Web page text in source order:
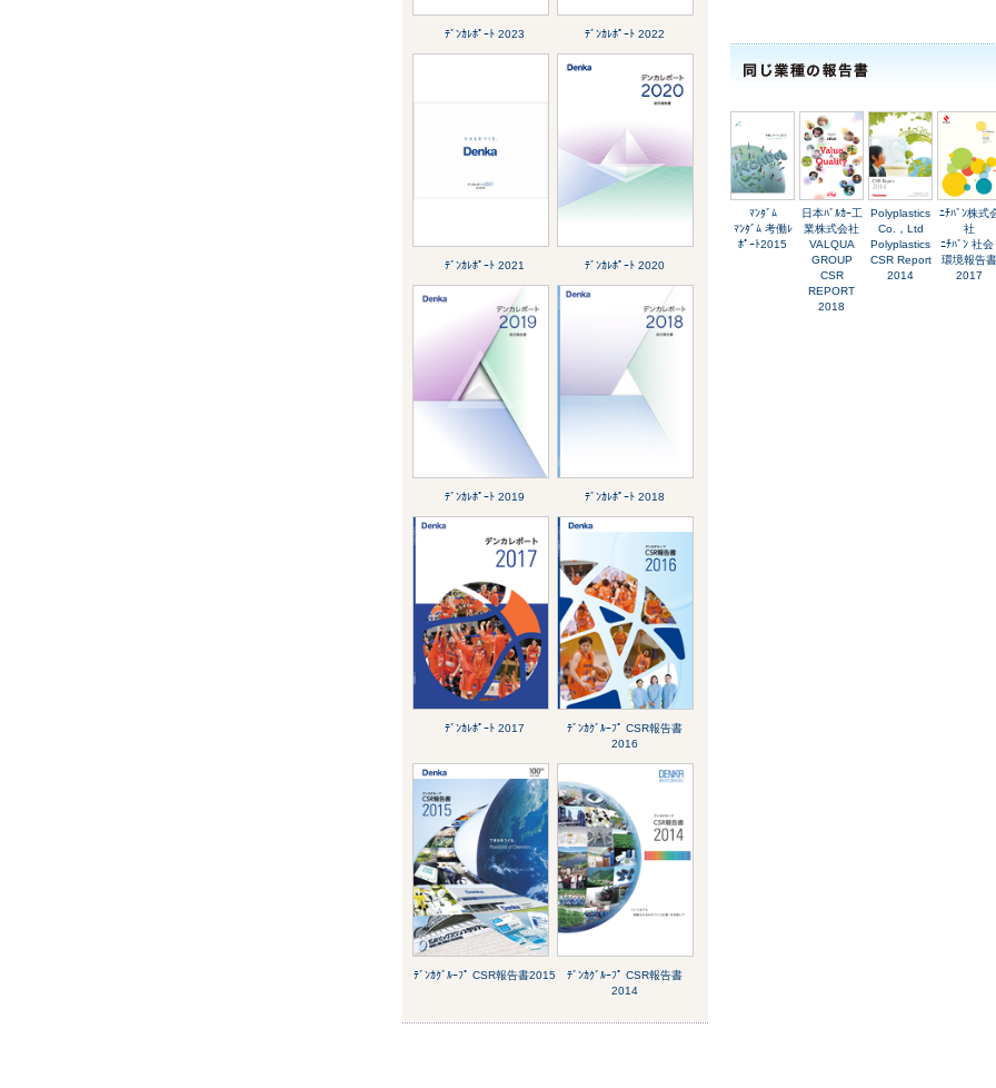
ﾃﾞﾝｶﾚﾎﾟｰﾄ 2023 ﾃﾞﾝｶﾚﾎﾟｰﾄ 2022
ﾃﾞﾝｶﾚﾎﾟｰﾄ 2021 ﾃﾞﾝｶﾚﾎﾟｰﾄ 2020
ﾃﾞﾝｶﾚﾎﾟｰﾄ 2019 ﾃﾞﾝｶﾚﾎﾟｰﾄ 2018
ﾃﾞﾝｶﾚﾎﾟｰﾄ 2017
ﾃﾞﾝｶｸﾞﾙｰﾌﾟ CSR報告書
2016
ﾃﾞﾝｶｸﾞﾙｰﾌﾟ CSR報告書2015
ﾃﾞﾝｶｸﾞﾙｰﾌﾟ CSR報告書
2014
ﾏﾝﾀﾞﾑ
ﾏﾝﾀﾞﾑ 考働ﾚ
ﾎﾟｰﾄ2015
日本ﾊﾞﾙｶｰ工
業株式会社
VALQUA
GROUP
CSR
REPORT
2018
Polyplastics
Co.，Ltd
Polyplastics
CSR Report
2014
ﾆﾁﾊﾞﾝ株式
社
ﾆﾁﾊﾞﾝ 社会
環境報告書
2017